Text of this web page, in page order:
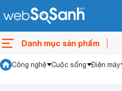
Danh mục sản phẩm
Công nghệ Cuộc sống Điện máy